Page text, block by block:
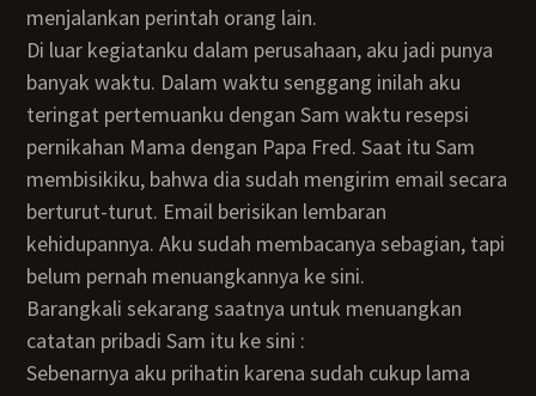
menjalankan perintah orang lain.
Di luar kegiatanku dalam perusahaan, aku jadi punya
banyak waktu. Dalam waktu senggang inilah aku
teringat pertemuanku dengan Sam waktu resepsi
pernikahan Mama dengan Papa Fred. Saat itu Sam
membisikiku, bahwa dia sudah mengirim email secara
berturut-turut. Email berisikan lembaran
kehidupannya. Aku sudah membacanya sebagian, tapi
belum pernah menuangkannya ke sini.
Barangkali sekarang saatnya untuk menuangkan
catatan pribadi Sam itu ke sini :
Sebenarnya aku prihatin karena sudah cukup lama